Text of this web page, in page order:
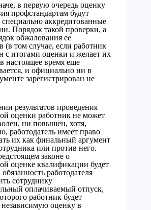
в первую очередь оценку
профстандартам будут
аккредитованные
Порядок такой проверки, а
обжалования ее
(в том случае, если работник
с итогами оценки и желает их
настоящее время еще
и официально ни в
зарегистрирован не
результатов проведения
оценки работник не может
ни повышен, хотя,
работодатель имеет право
их как финальный аргумент
или против него.
законе о
оценке квалификации будет
работодателя
сотруднику
оплачиваемый отпуск,
работник будет
независимую оценку в